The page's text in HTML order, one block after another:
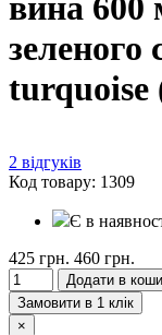
вина 600
2 відгуків
Код товару: 1309
Є в
425 грн. 460 грн.
Додати в
Замовити в 1 клік
×